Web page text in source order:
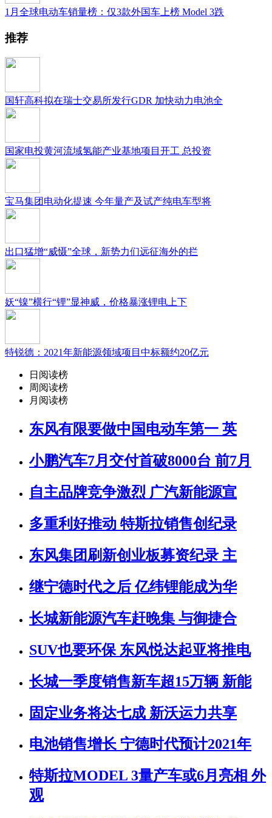
1月全球电动车销量榜：仅3款外国车上榜 Model 3跌
推荐
国轩高科拟在瑞士交易所发行GDR 加快动力电池全
国家电投黄河流域氢能产业基地项目开工 总投资
宝马集团电动化提速 今年量产及试产纯电车型将
出口猛增“威慑”全球，新势力们远征海外的拦
妖“镍”横行“锂”显神威，价格暴涨锂电上下
特锐德：2021年新能源领域项目中标额约20亿元
日阅读榜
周阅读榜
月阅读榜
东风有限要做中国电动车第一 英
小鹏汽车7月交付首破8000台 前7月
自主品牌竞争激烈 广汽新能源宣
多重利好推动 特斯拉销售创纪录
东风集团刷新创业板募资纪录 主
继宁德时代之后 亿纬锂能成为华
长城新能源汽车赶晚集 与御捷合
SUV也要环保 东风悦达起亚将推电
长城一季度销售新车超15万辆 新能
固定业务将达七成 新沃运力共享
电池销售增长 宁德时代预计2021年
特斯拉MODEL 3量产车或6月亮相 外
观